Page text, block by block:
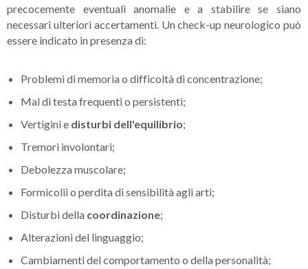
precocemente eventuali anomalie e a stabilire se siano
necessari ulteriori accertamenti. Un check-up neurologico può
essere indicato in presenza di:
Problemi di memoria o difficoltà di concentrazione;
Mal di testa frequenti o persistenti;
Vertigini e disturbi dell'equilibrio;
Tremori involontari;
Debolezza muscolare;
Formicolii o perdita di sensibilità agli arti;
Disturbi della coordinazione;
Alterazioni del linguaggio;
Cambiamenti del comportamento o della personalità;